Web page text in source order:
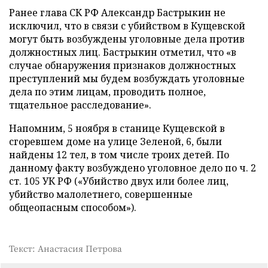
Ранее глава СК РФ Александр Бастрыкин не
исключил, что в связи с убийством в Кущевской
могут быть возбуждены уголовные дела против
должностных лиц. Бастрыкин отметил, что «в
случае обнаружения признаков должностных
преступлений мы будем возбуждать уголовные
дела по этим лицам, проводить полное,
тщательное расследование».
Напомним, 5 ноября в станице Кущевской в
сгоревшем доме на улице Зеленой, 6, были
найдены 12 тел, в том числе троих детей. По
данному факту возбуждено уголовное дело по ч. 2
ст. 105 УК РФ («Убийство двух или более лиц,
убийство малолетнего, совершенные
общеопасным способом»).
Текст: Анастасия Петрова